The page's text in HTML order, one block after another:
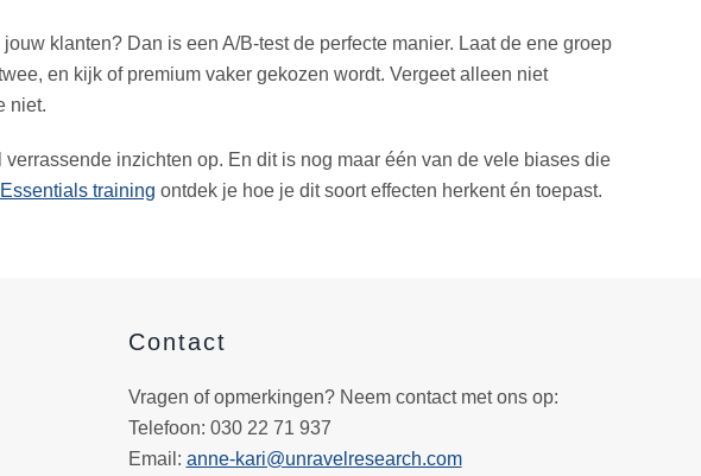
klanten? Dan is een A/B-test de perfecte manier. Laat de ene groep
en kijk of premium vaker gekozen wordt. Vergeet alleen niet
niet.
inzichten op. En dit is nog maar één van de vele biases die
training ontdek je hoe je dit soort effecten herkent én toepast.
Contact
Vragen of opmerkingen? Neem contact met ons op:
Telefoon: 030 22 71 937
Email : anne-kari@unravelresearch.com